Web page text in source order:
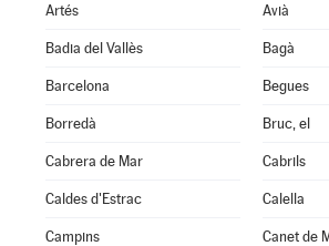
Artés Avià
Badia del Vallès Bagà
Barcelona Begues
Borredà Bruc, el
Cabrera de Mar Cabrils
Caldes d'Estrac Calella
Campins Canet de